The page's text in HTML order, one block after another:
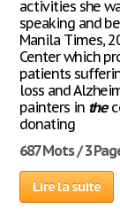
activities she
speaking and
Manila Times,
Center which
patients
loss and
painters in the
donating
687 Mots / 3
Lire la suite